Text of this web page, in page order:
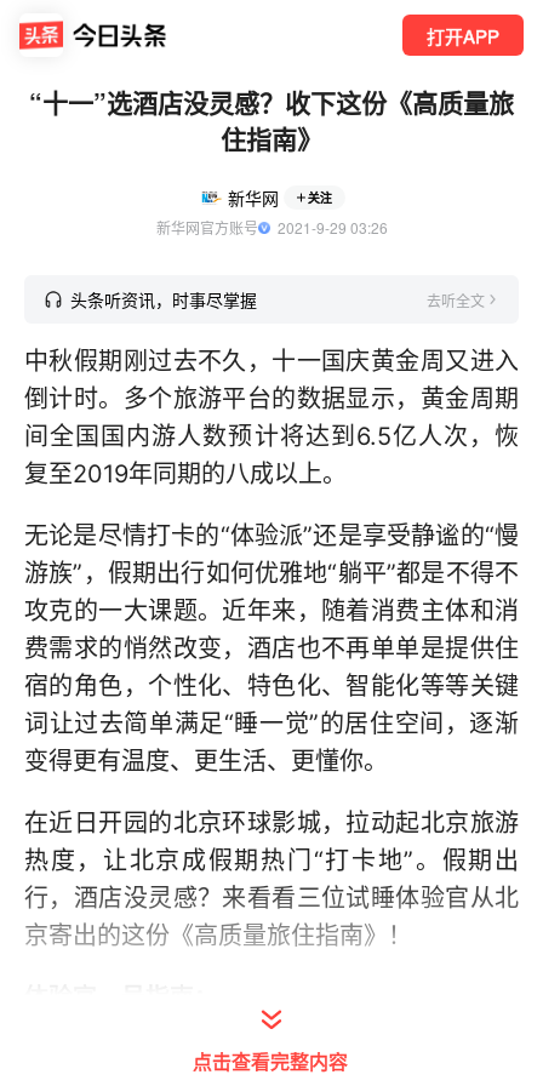
打开APP
“十一”选酒店没灵感？收下这份《高质量旅
住指南》
新华网 关注
新华网官方账号
  2021-9-29 03:26
头条听资讯，时事尽掌握 去听全文
中秋假期刚过去不久，十一国庆黄金周又进入
倒计时。多个旅游平台的数据显示，黄金周期
间全国国内游人数预计将达到6.5亿人次，恢
复至2019年同期的八成以上。
无论是尽情打卡的“体验派”还是享受静谧的“慢
游族”，假期出行如何优雅地“躺平”都是不得不
攻克的一大课题。近年来，随着消费主体和消
费需求的悄然改变，酒店也不再单单是提供住
宿的角色，个性化、特色化、智能化等等关键
词让过去简单满足“睡一觉”的居住空间，逐渐
变得更有温度、更生活、更懂你。
在近日开园的北京环球影城，拉动起北京旅游
热度，让北京成假期热门“打卡地”。假期出
行，酒店没灵感？来看看三位试睡体验官从北
京寄出的这份《高质量旅住指南》！
点击查看完整内容